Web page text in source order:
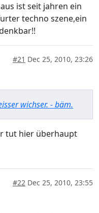
ist seit jahren ein
techno szene,ein
#21 Dec 25, 2010, 23:26
wichser. - bäm.
tut hier überhaupt
#22 Dec 25, 2010, 23:55